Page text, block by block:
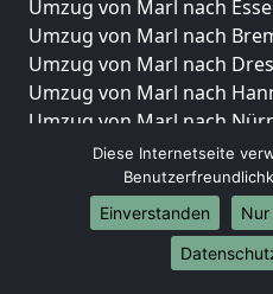
Umzug von Marl nach
Umzug von Marl nach
Umzug von Marl nach
Umzug von Marl nach
Umzug von Marl nach
Umzug von Marl nach
Umzug von Marl nach
Umzug von Marl nach
Umzug von Marl nach
Umzug von Marl nach
Diese Internetseite
Einverstanden